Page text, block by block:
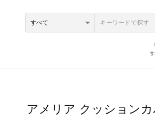
サ
アメリア クッション